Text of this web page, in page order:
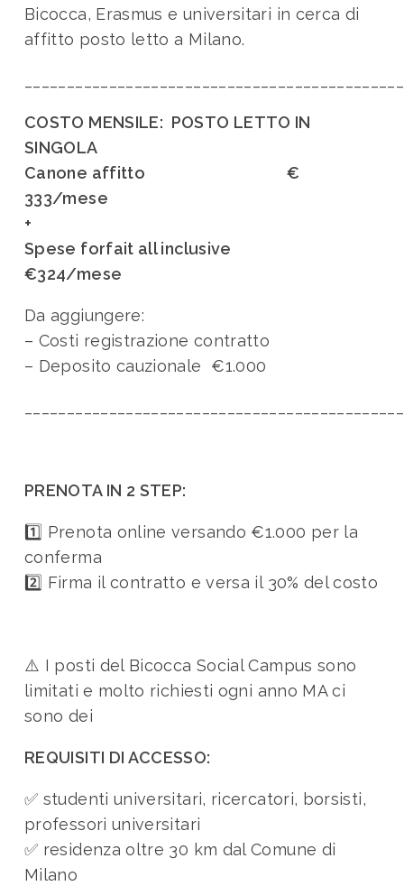
Bicocca, Erasmus e universitari in cerca di
affitto posto letto a Milano.
COSTO MENSILE: POSTO LETTO IN
SINGOLA
Canone affitto €
333/mese
+
Spese forfait all inclusive
€324/mese
Da aggiungere:
– Costi registrazione contratto
– Deposito cauzionale €1.000
PRENOTA IN 2 STEP:
1️⃣ Prenota online versando €1.000 per la
conferma
2️⃣ Firma il contratto e versa il 30% del costo
⚠️ I posti del Bicocca Social Campus sono
limitati e molto richiesti ogni anno MA ci
sono dei
REQUISITI DI ACCESSO:
✅ studenti universitari, ricercatori, borsisti,
professori universitari
✅ residenza oltre 30 km dal Comune di
Milano